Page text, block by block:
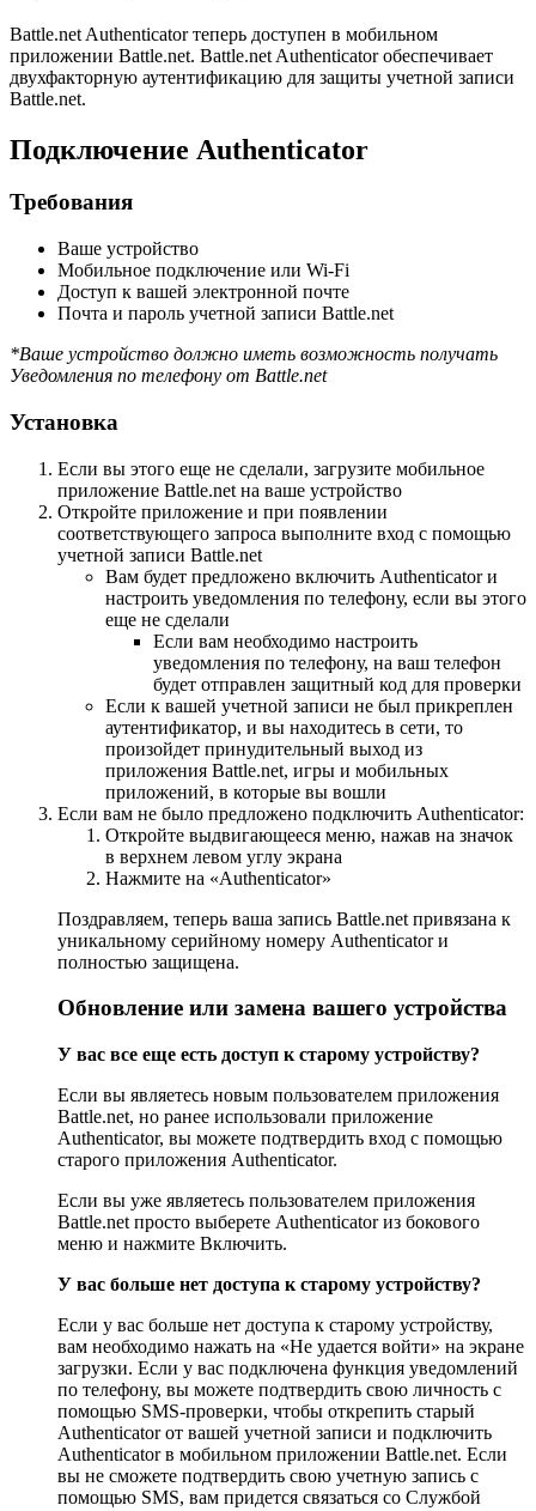
Battle.net Authenticator теперь доступен в мобильном
приложении Battle.net. Battle.net Authenticator обеспечивает
двухфакторную аутентификацию для защиты учетной записи
Battle.net.
Подключение Authenticator
Требования
Ваше устройство
Мобильное подключение или Wi-Fi
Доступ к вашей электронной почте
Почта и пароль учетной записи Battle.net
*Ваше устройство должно иметь возможность получать
Уведомления по телефону от Battle.net
Установка
Если вы этого еще не сделали, загрузите мобильное
приложение Battle.net на ваше устройство
Откройте приложение и при появлении
соответствующего запроса выполните вход с помощью
учетной записи Battle.net
Вам будет предложено включить Authenticator и
настроить уведомления по телефону, если вы этого
еще не сделали
Если вам необходимо настроить
уведомления по телефону, на ваш телефон
будет отправлен защитный код для проверки
Если к вашей учетной записи не был прикреплен
аутентификатор, и вы находитесь в сети, то
произойдет принудительный выход из
приложения Battle.net, игры и мобильных
приложений, в которые вы вошли
Если вам не было предложено подключить Authenticator:
Откройте выдвигающееся меню, нажав на значок
в верхнем левом углу экрана
Нажмите на «Authenticator»
Поздравляем, теперь ваша запись Battle.net привязана к
уникальному серийному номеру Authenticator и
полностью защищена.
Обновление или замена вашего устройства
У вас все еще есть доступ к старому устройству?
Если вы являетесь новым пользователем приложения
Battle.net, но ранее использовали приложение
Authenticator, вы можете подтвердить вход с помощью
старого приложения Authenticator.
Если вы уже являетесь пользователем приложения
Battle.net просто выберете Authenticator из бокового
меню и нажмите Включить.
У вас больше нет доступа к старому устройству?
Если у вас больше нет доступа к старому устройству,
вам необходимо нажать на «Не удается войти» на экране
загрузки. Если у вас подключена функция уведомлений
по телефону, вы можете подтвердить свою личность с
помощью SMS-проверки, чтобы открепить старый
Authenticator от вашей учетной записи и подключить
Authenticator в мобильном приложении Battle.net. Если
вы не сможете подтвердить свою учетную запись с
помощью SMS, вам придется связаться со Службой